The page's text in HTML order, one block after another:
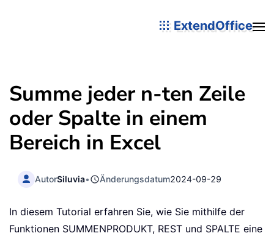
ExtendOffice
Summe jeder n-ten Zeile
oder Spalte in einem
Bereich in Excel
AutorSiluvia• Änderungsdatum2024-09-29
In diesem Tutorial erfahren Sie, wie Sie mithilfe der
Funktionen SUMMENPRODUKT, REST und SPALTE eine